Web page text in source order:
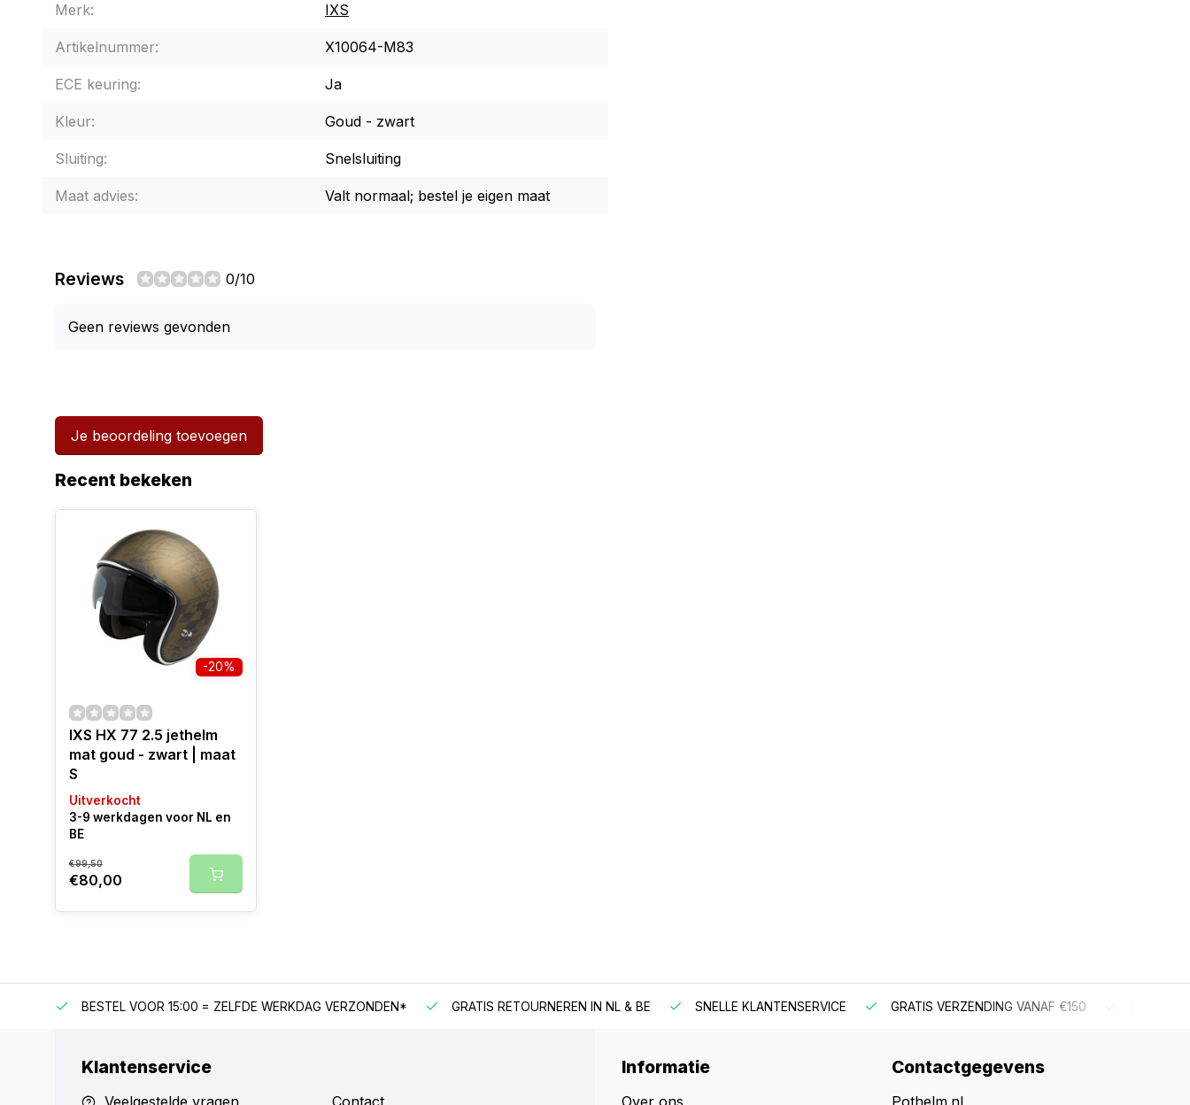
Merk: IXS
Artikelnummer: X10064-M83
ECE keuring: Ja
Kleur: Goud - zwart
Sluiting: Snelsluiting
Maat advies: Valt normaal; bestel je eigen maat
Reviews 0/10
Geen reviews gevonden
Je beoordeling toevoegen
Recent bekeken
-20%
IXS HX 77 2.5 jethelm
mat goud - zwart | maat
S
Uitverkocht
3-9 werkdagen voor NL en
BE
€99,50
€80,00
BESTEL VOOR 15:00 = ZELFDE WERKDAG VERZONDEN* GRATIS RETOURNEREN IN NL & BE SNELLE KLANTENSERVICE GRATIS VERZENDING VANAF €150
Klantenservice
Veelgestelde vragen Contact
Informatie
Over ons
Contactgegevens
Pothelm.nl